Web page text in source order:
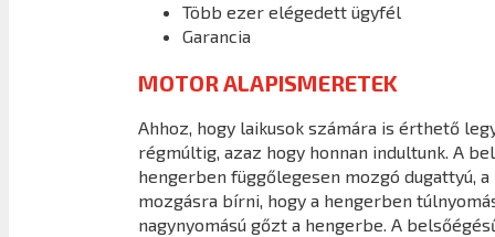
Több ezer elégedett ügyfél
Garancia
MOTOR ALAPISMERETEK
Ahhoz, hogy laikusok számára is érthető
régmúltig, azaz hogy honnan indultunk. A
hengerben függőlegesen mozgó dugattyú,
mozgásra bírni, hogy a hengerben
nagynyomású gőzt a hengerbe. A